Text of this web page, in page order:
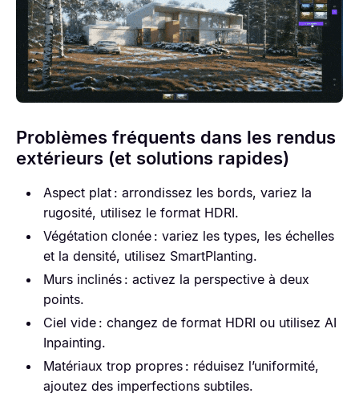
Problèmes fréquents dans les rendus
extérieurs (et solutions rapides)
Aspect plat : arrondissez les bords, variez la
rugosité, utilisez le format HDRI.
Végétation clonée : variez les types, les échelles
et la densité, utilisez SmartPlanting.
Murs inclinés : activez la perspective à deux
points.
Ciel vide : changez de format HDRI ou utilisez AI
Inpainting.
Matériaux trop propres : réduisez l’uniformité,
ajoutez des imperfections subtiles.